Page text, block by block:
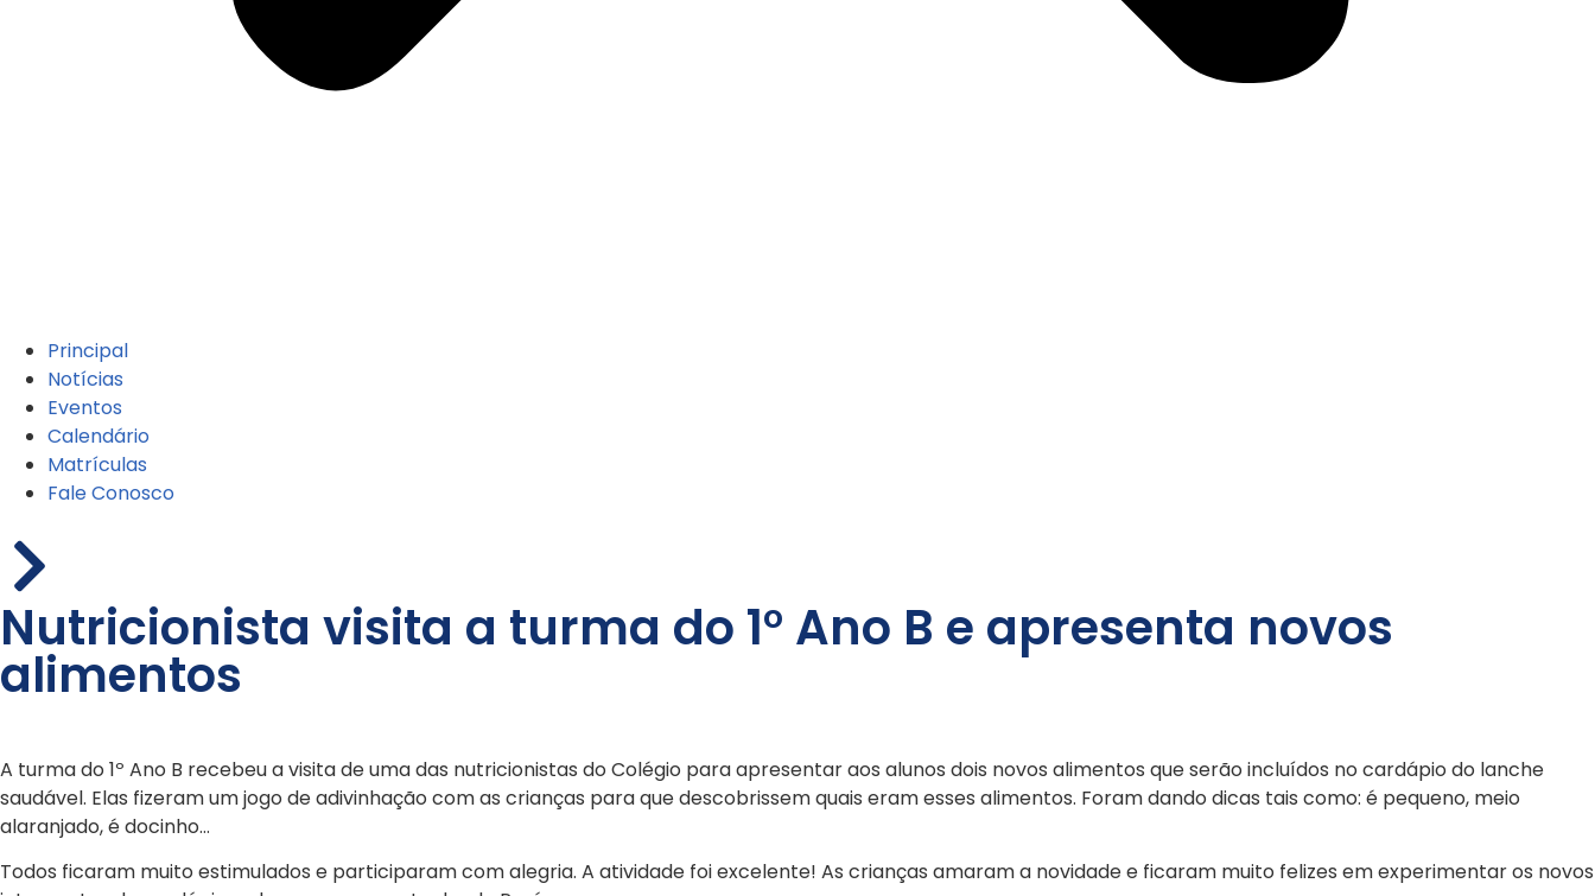
Principal
Notícias
Eventos
Calendário
Matrículas
Fale Conosco
Nutricionista visita a turma do 1° Ano B e apresenta novos
alimentos
A turma do 1º Ano B recebeu a visita de uma das nutricionistas do Colégio para apresentar aos alunos dois novos alimentos que serão incluídos no cardápio do lanche
saudável. Elas fizeram um jogo de adivinhação com as crianças para que descobrissem quais eram esses alimentos. Foram dando dicas tais como: é pequeno, meio
alaranjado, é docinho…
Todos ficaram muito estimulados e participaram com alegria. A atividade foi excelente! As crianças amaram a novidade e ficaram muito felizes em experimentar os novos